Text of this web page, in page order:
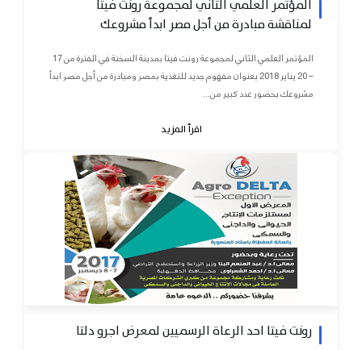
المؤتمر العلمي الثاني لمجموعة رونت فيتا
لمناقشة مبادرة من أجل مصر ابدأ مشروعك
المؤتمر العلمي الثاني لمجموعة رونت فيتا بمدينة السخنة في الفترة من 17
– 20 يناير 2018 بعنوان مفهوم جديد للتغذية بمصر ومبادرة من أجل مصر ابدأ
مشروعك بحضور عدد كبير من...
اقرأ المزيد
رونت فيتا احد الرعاة الرسميين لمعرض اجرو دلتا